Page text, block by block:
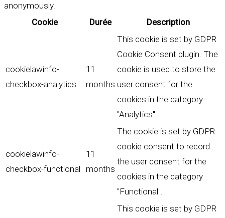
anonymously.
Cookie
Durée Description
cookielawinfo-
checkbox-analytics
11
months
This cookie is set by GDPR
Cookie Consent plugin. The
cookie is used to store the
user consent for the
cookies in the category
"Analytics".
cookielawinfo-
checkbox-functional
11
months
The cookie is set by GDPR
cookie consent to record
the user consent for the
cookies in the category
"Functional".
This cookie is set by GDPR